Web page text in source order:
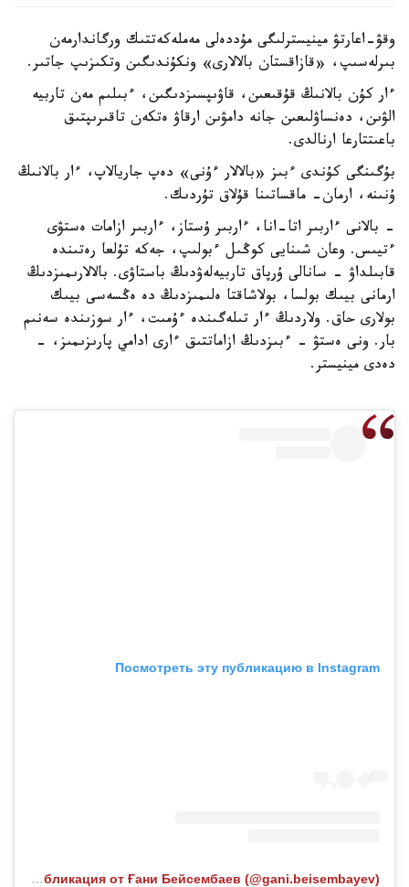
وقۋ-اعارتۋ مينيسترلىگى مۇددەلى مەملەكەتتىك ورگاندارمەن
بىرلەسىپ، «قازاقستان بالالارى» ونكۇندىگىن وتكىزىپ جاتىر.
ءار كۇن بالانىڭ قۇقىعىن، قاۋىپسىزدىگىن، ءبىلىم مەن تاربيە
الۋىن، دەنساۋلىعىن جانە دامۋىن ارقاۋ ەتكەن تاقىرىپتىق
باعىتتارعا ارنالدى.
بۇگىنگى كۇندى ءبىز «بالالار ءۇنى» دەپ جاريالاپ، ءار بالانىڭ
ۇنىنە، ارمان- ماقساتىنا قۇلاق تۇردىك.
- بالانى ءاربىر اتا-انا، ءاربىر ۇستاز، ءاربىر ازامات ەستۋى
ءتيىس. وعان شىنايى كوڭىل ءبولىپ، جەكە تۇلعا رەتىندە
قابىلداۋ - سانالى ۇرپاق تاربيەلەۋدىڭ باستاۋى. بالالارىمىزدىڭ
ارمانى بيىك بولسا، بولاشاقتا ەلىمىزدىڭ دە ەڭسەسى بيىك
بولارى حاق. ولاردىڭ ءار تىلەگىندە ءۇمىت، ءار سوزىندە سەنىم
بار. ونى ەستۋ - ءبىزدىڭ ازاماتتىق ءارى ادامي پارىزىمىز، -
دەدى مينيستر.
Посмотреть эту публикацию в Instagram
Публикация от Ғани Бейсембаев (@gani.beisembayev)